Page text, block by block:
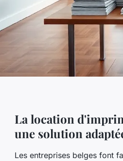
La location
une solution
Les entreprises belges font